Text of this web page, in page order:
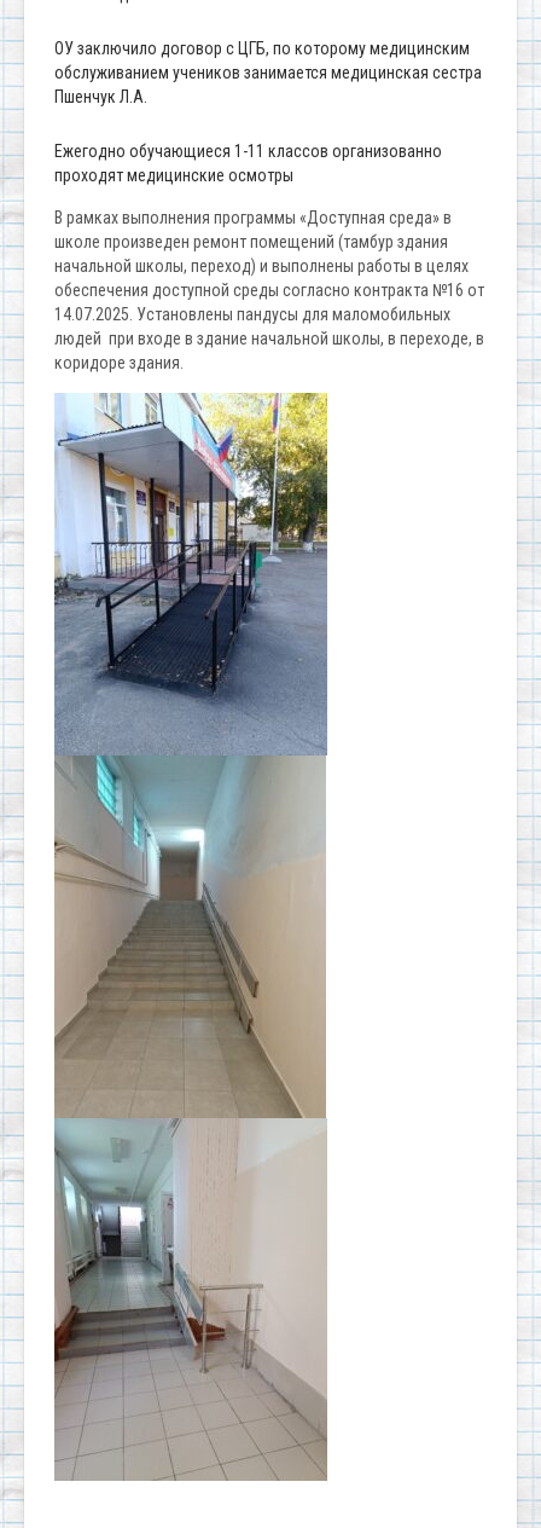
ОУ заключило договор с ЦГБ, по которому медицинским
обслуживанием учеников занимается медицинская сестра
Пшенчук Л.А.
Ежегодно обучающиеся 1-11 классов организованно
проходят медицинские осмотры
В рамках выполнения программы «Доступная среда» в
школе произведен ремонт помещений (тамбур здания
начальной школы, переход) и выполнены работы в целях
обеспечения доступной среды согласно контракта №16 от
14.07.2025. Установлены пандусы для маломобильных
людей при входе в здание начальной школы, в переходе, в
коридоре здания.